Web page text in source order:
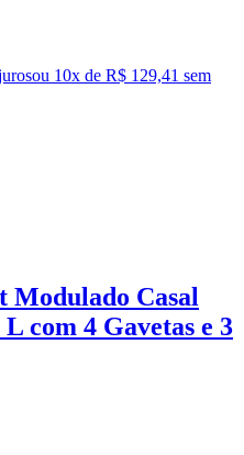
ou 10x de R$ 129,41 sem
Modulado Casal
com 4 Gavetas e 3